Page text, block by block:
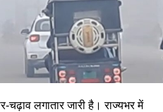
चढ़ाव लगातार जारी है। राज्यभर में